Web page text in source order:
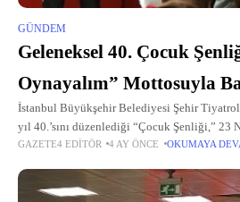
GÜNDEM
Geleneksel 40. Çocuk
Oynayalım” Mottosuyla
İstanbul Büyükşehir Belediyesi Şehir
yıl 40.’sını düzenlediği “Çocuk Şenliği,” 23
13.00’te sahnelerimizde oynanacak çocuk
GAZETE4 EDITÖR 4 AY ÖNCE OKUMAYA